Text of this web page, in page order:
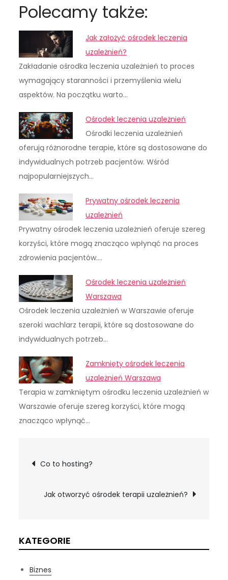
Polecamy także:
Jak założyć ośrodek leczenia
uzależnień?
Zakładanie ośrodka leczenia uzależnień to proces
wymagający staranności i przemyślenia wielu
aspektów. Na początku warto…
Ośrodek leczenia uzależnień
Ośrodki leczenia uzależnień
oferują różnorodne terapie, które są dostosowane do
indywidualnych potrzeb pacjentów. Wśród
najpopularniejszych…
Prywatny ośrodek leczenia
uzależnień
Prywatny ośrodek leczenia uzależnień oferuje szereg
korzyści, które mogą znacząco wpłynąć na proces
zdrowienia pacjentów.…
Ośrodek leczenia uzależnień
Warszawa
Ośrodek leczenia uzależnień w Warszawie oferuje
szeroki wachlarz terapii, które są dostosowane do
indywidualnych potrzeb…
Zamknięty ośrodek leczenia
uzależnień Warszawa
Terapia w zamkniętym ośrodku leczenia uzależnień w
Warszawie oferuje szereg korzyści, które mogą
znacząco wpłynąć…
Nawigacja
wpisu
Co to hosting?
Jak otworzyć ośrodek terapii uzależnień?
KATEGORIE
Biznes